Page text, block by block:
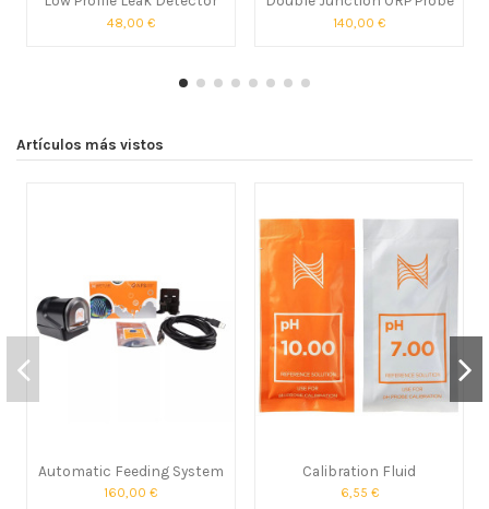
48,00 € 140,00 €
Artículos más vistos
Automatic Feeding System
160,00 €
Calibration Fluid
6,55 €